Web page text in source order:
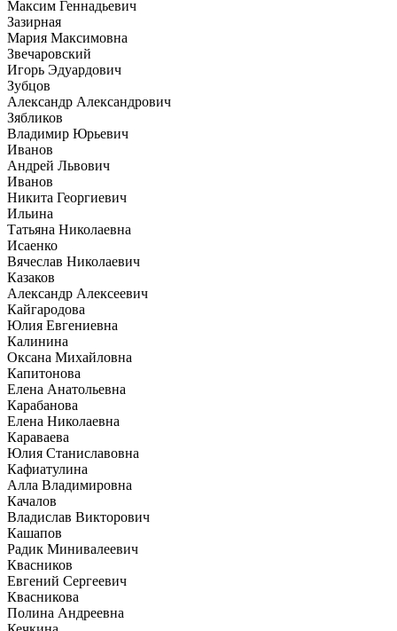
Максим Геннадьевич
Зазирная
Мария Максимовна
Звечаровский
Игорь Эдуардович
Зубцов
Александр Александрович
Зябликов
Владимир Юрьевич
Иванов
Андрей Львович
Иванов
Никита Георгиевич
Ильина
Татьяна Николаевна
Исаенко
Вячеслав Николаевич
Казаков
Александр Алексеевич
Кайгародова
Юлия Евгениевна
Калинина
Оксана Михайловна
Капитонова
Елена Анатольевна
Карабанова
Елена Николаевна
Караваева
Юлия Станиславовна
Кафиатулина
Алла Владимировна
Качалов
Владислав Викторович
Кашапов
Радик Минивалеевич
Квасников
Евгений Сергеевич
Квасникова
Полина Андреевна